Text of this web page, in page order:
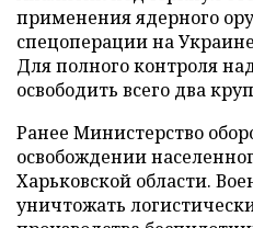
применения ядерного
спецоперации на
Для полного контроля
освободить всего два
Ранее Министерство
освобождении
Харьковской области.
уничтожать